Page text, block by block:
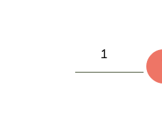
Masterclass